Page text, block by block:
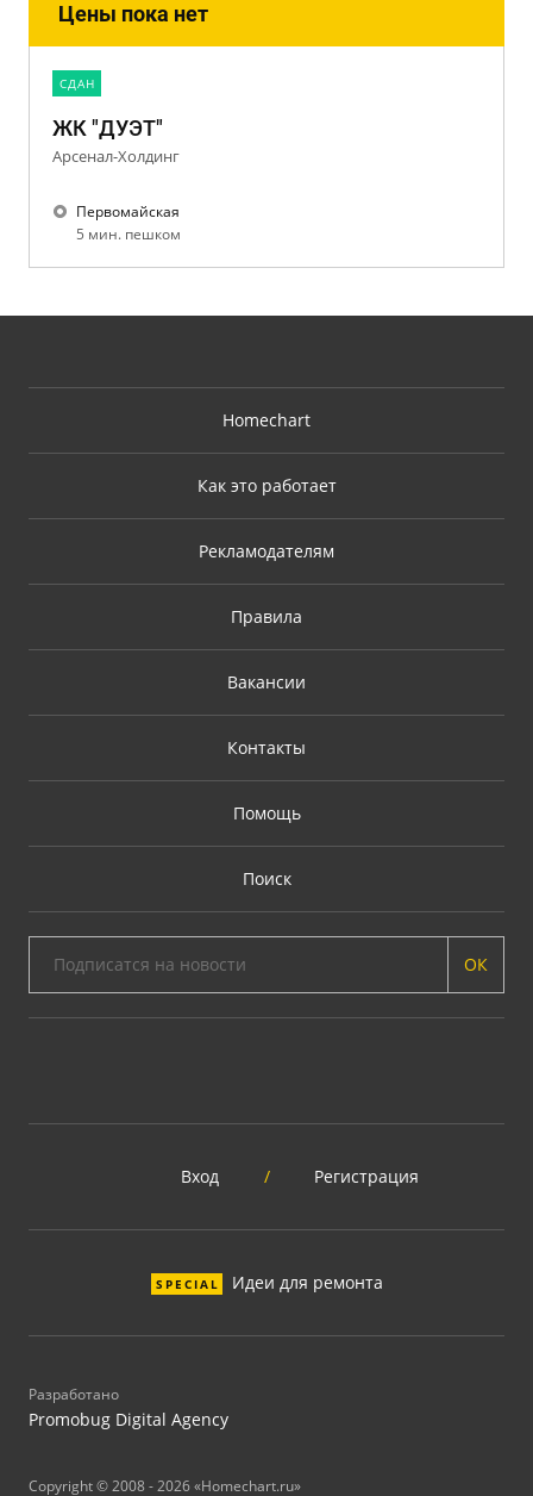
Цены пока нет
CДАН
ЖК "ДУЭТ"
Арсенал-Холдинг
Первомайская
5 мин. пешком
Homechart
Как это работает
Рекламодателям
Правила
Вакансии
Контакты
Помощь
Поиск
ОК
Вход / Регистрация
SPECIAL Идеи для ремонта
Разработано
Promobug Digital Agency
Copyright © 2008 - 2026 «Homechart.ru»